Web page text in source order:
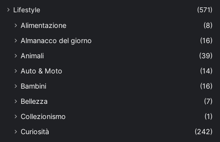
Lifestyle (571)
Alimentazione
(8)
Almanacco del giorno
(16)
Animali
(39)
Auto & Moto
(14)
Bambini
(16)
Bellezza
(7)
Collezionismo
(1)
Curiosità
(242)